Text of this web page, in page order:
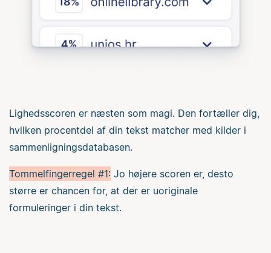
Lighedsscoren er næsten som magi. Den fortæller dig,
hvilken procentdel af din tekst matcher med kilder i
sammenligningsdatabasen.
Tommelfingerregel #1: Jo højere scoren er, desto
større er chancen for, at der er uoriginale
formuleringer i din tekst.